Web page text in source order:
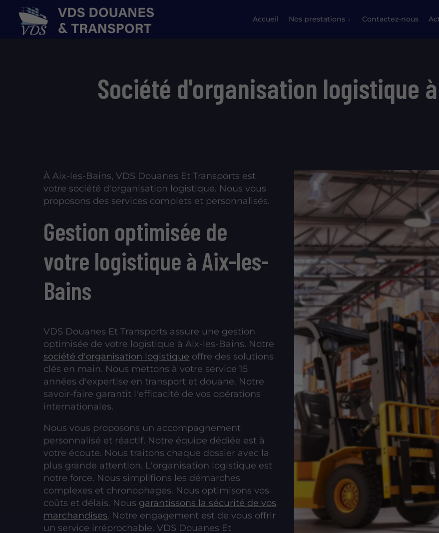
Accueil Nos prestations Contactez-nous
Société d'organisation logistique
À Aix-les-Bains, VDS Douanes Et Transports est
votre société d'organisation logistique. Nous vous
proposons des services complets et personnalisés.
Gestion optimisée de
votre logistique à Aix-les-
Bains
VDS Douanes Et Transports assure une gestion
optimisée de votre logistique à Aix-les-Bains. Notre
société d'organisation logistique offre des solutions
clés en main. Nous mettons à votre service 15
années d'expertise en transport et douane. Notre
savoir-faire garantit l'efficacité de vos opérations
internationales.
Nous vous proposons un accompagnement
personnalisé et réactif. Notre équipe dédiée est à
votre écoute. Nous traitons chaque dossier avec la
plus grande attention. L'organisation logistique est
notre force. Nous simplifions les démarches
complexes et chronophages. Nous optimisons vos
coûts et délais. Nous garantissons la sécurité de vos
marchandises. Notre engagement est de vous offrir
un service irréprochable. VDS Douanes Et